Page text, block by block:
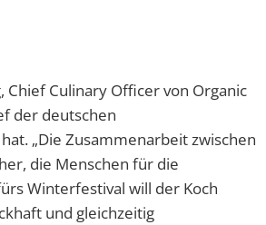
Chief Culinary Officer von Organic
der deutschen
„Die Zusammenarbeit zwischen
die Menschen für die
Winterfestival will der Koch
und gleichzeitig